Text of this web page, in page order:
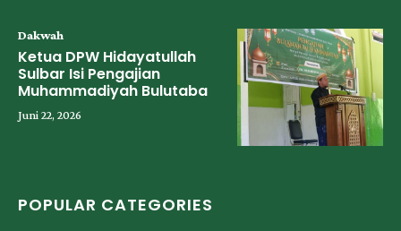
Dakwah
Ketua DPW Hidayatullah
Sulbar Isi Pengajian
Muhammadiyah Bulutaba
Juni 22, 2026
POPULAR CATEGORIES